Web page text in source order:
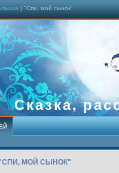
| "Спи, мой сынок"
Сказка,
МОЙ СЫНОК"